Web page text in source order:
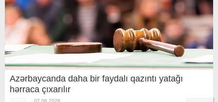
Azərbaycanda daha bir faydalı qazıntı yatağı
hərraca çıxarılır
07.08.2026